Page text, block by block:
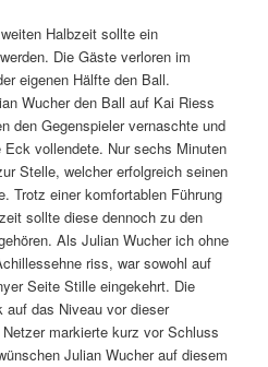
Halbzeit sollte ein
Die Gäste verloren im
eigenen Hälfte den Ball.
Wucher den Ball auf Kai Riess
den Gegenspieler vernaschte und
vollendete. Nur sechs Minuten
Stelle, welcher erfolgreich seinen
Trotz einer komfortablen Führung
sollte diese dennoch zu den
Als Julian Wucher ich ohne
riss, war sowohl auf
Seite Stille eingekehrt. Die
auf das Niveau vor dieser
markierte kurz vor Schluss
Julian Wucher auf diesem